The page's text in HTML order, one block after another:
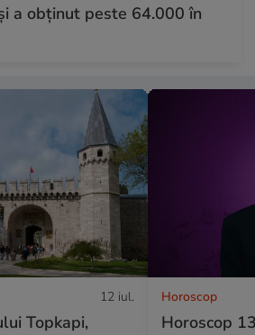
a obținut peste 64.000 în
12 iul.
Topkapi,
Horoscop
Horoscop